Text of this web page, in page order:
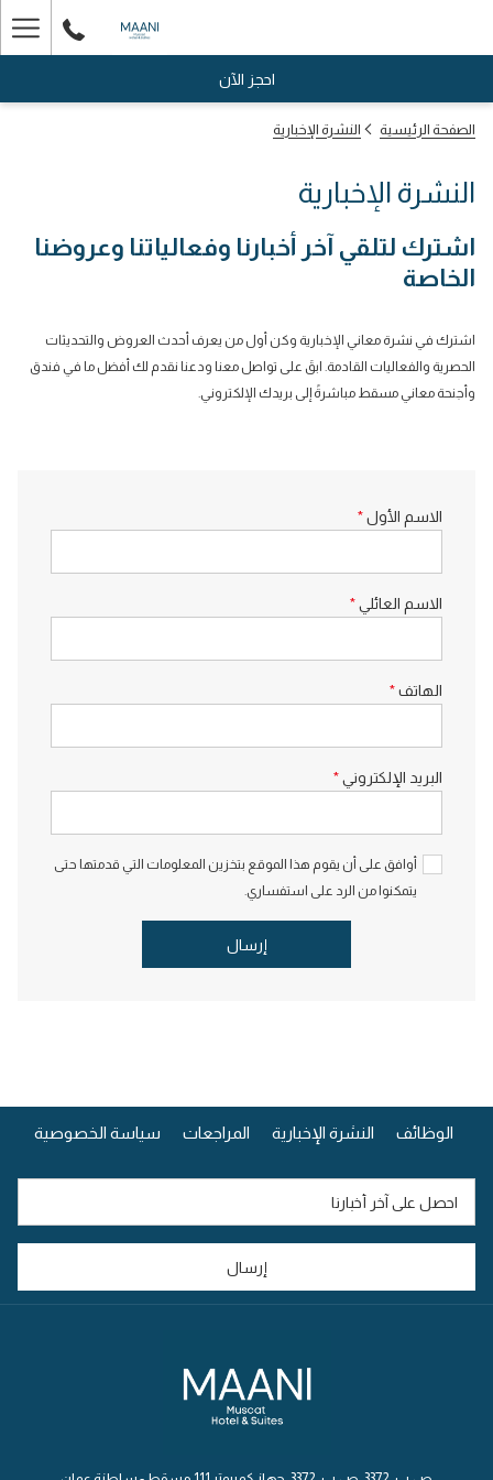
احجز الآن
الصفحة الرئيسية النشرة الإخبارية
النشرة الإخبارية
اشترك لتلقي آخر أخبارنا وفعالياتنا وعروضنا
الخاصة
اشترك في نشرة معاني الإخبارية وكن أول من يعرف أحدث العروض والتحديثات
الحصرية والفعاليات القادمة. ابقَ على تواصل معنا ودعنا نقدم لك أفضل ما في فندق
وأجنحة معاني مسقط مباشرةً إلى بريدك الإلكتروني.
الاسم الأول*
الاسم العائلي*
الهاتف*
البريد الإلكتروني*
أوافق على أن يقوم هذا الموقع بتخزين المعلومات التي قدمتها حتى
يتمكنوا من الرد على استفساري.
إرسال
الوظائف النشرة الإخبارية المراجعاتيفتح
علامة
سياسة الخصوصية
إرسال